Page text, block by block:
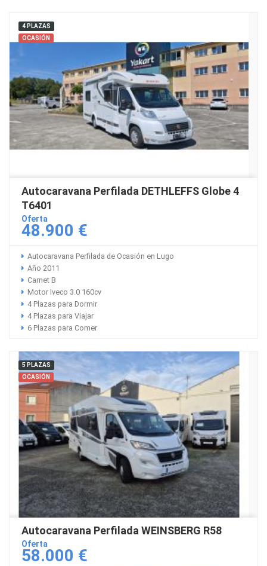
4 PLAZAS
OCASIÓN
Autocaravana Perfilada DETHLEFFS Globe 4
T6401
Oferta
48.900 €
Autocaravana Perfilada de Ocasión en Lugo
Año 2011
Carnet B
Motor Iveco 3.0 160cv
4 Plazas para Dormir
4 Plazas para Viajar
6 Plazas para Comer
5 PLAZAS
OCASIÓN
Autocaravana Perfilada WEINSBERG R58
Oferta
58.000 €